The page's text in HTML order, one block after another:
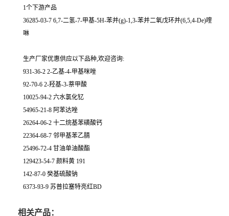
1个下游产品
36285-03-7 6,7-二氢-7-甲基-5H-苯并(g)-1,3-苯并二氧戊环并(6,5,4-De)喹
啉
生产厂家优惠供应以下品种,欢迎咨询:
931-36-2 2-乙基-4-甲基咪唑
92-70-6 2-羟基-3-萘甲酸
10025-94-2 六水氯化钇
54965-21-8 阿苯达唑
26264-06-2 十二烷基苯磺酸钙
22364-68-7 邻甲基苯乙腈
25496-72-4 甘油单油酸酯
129423-54-7 颜料黄 191
142-87-0 癸基硫酸钠
6373-93-9 苏普拉塞特亮红BD
相关产品：